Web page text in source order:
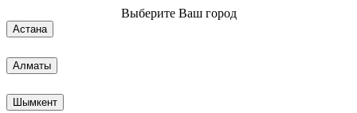
Выберите Ваш город
Астана
Алматы
Шымкент